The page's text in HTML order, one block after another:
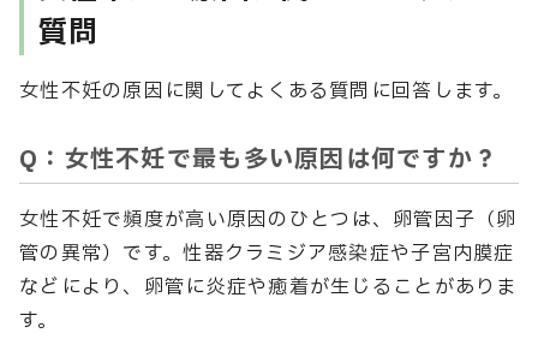
質問
女性不妊の原因に関してよくある質問に回答します。
Q：女性不妊で最も多い原因は何ですか？
女性不妊で頻度が高い原因のひとつは、卵管因子（卵
管の異常）です。性器クラミジア感染症や子宮内膜症
などにより、卵管に炎症や癒着が生じることがありま
す。